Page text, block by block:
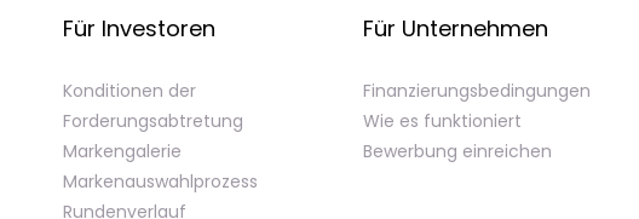
Für Investoren
Konditionen der
Forderungsabtretung
Markengalerie
Markenauswahlprozess
Rundenverlauf
Für Unternehmen
Finanzierungsbedingungen
Wie es funktioniert
Bewerbung einreichen